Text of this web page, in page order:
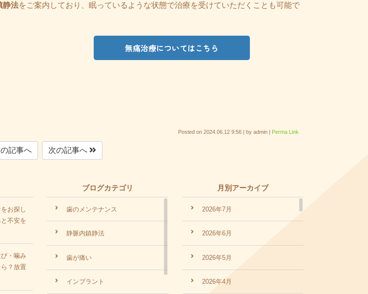
静法をご案内しており、眠っているような状態で治療を受けていただくことも可能で
無痛治療についてはこちら
Posted on 2024.06.12 9:56| by admin| Perma Link
記事へ 次の記事へ
お探し
不安を
・噛み
？放置
ブログカテゴリ
歯のメンテナンス
静脈内鎮静法
歯が痛い
インプラント
月別アーカイブ
2026年7月
2026年6月
2026年5月
2026年4月